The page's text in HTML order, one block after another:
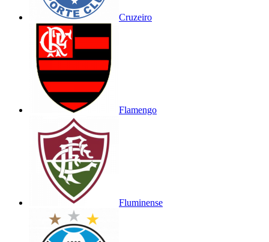
Cruzeiro
Flamengo
Fluminense